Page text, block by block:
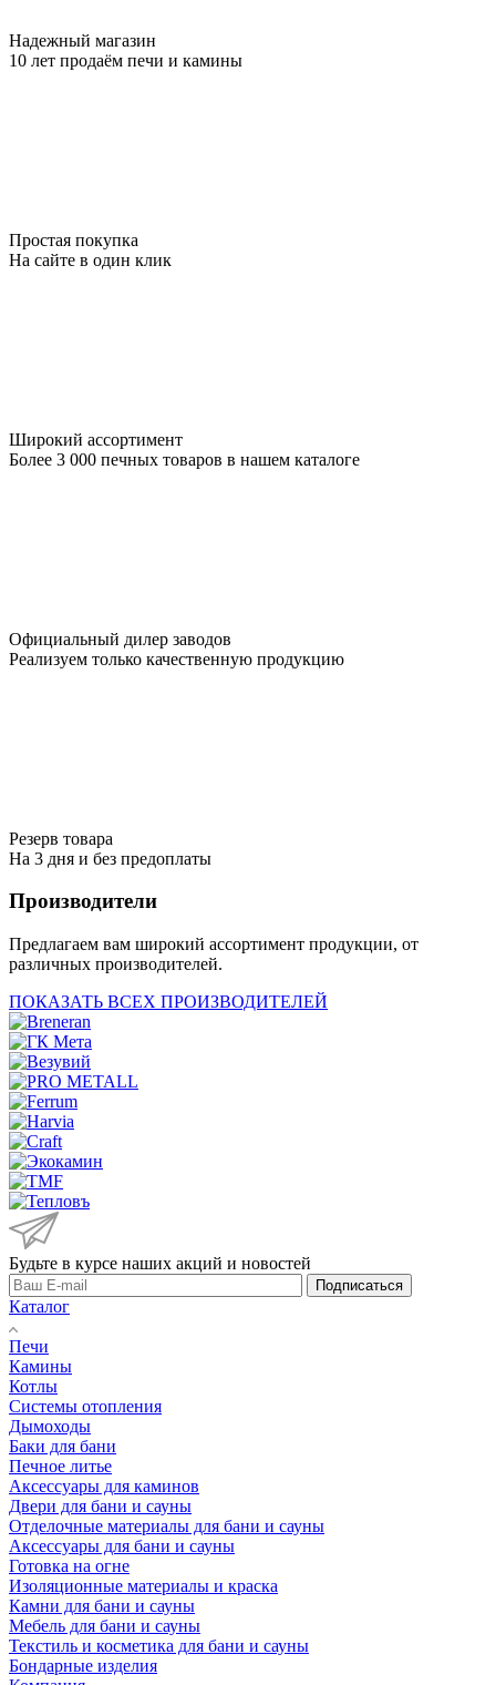
Надежный магазин
10 лет продаём печи и камины
Простая покупка
На сайте в один клик
Широкий ассортимент
Более 3 000 печных товаров в нашем каталоге
Официальный дилер заводов
Реализуем только качественную продукцию
Резерв товара
На 3 дня и без предоплаты
Производители
Предлагаем вам широкий ассортимент продукции, от
различных производителей.
ПОКАЗАТЬ ВСЕХ ПРОИЗВОДИТЕЛЕЙ
Будьте в курсе наших акций и новостей
Подписаться
Каталог
Печи
Камины
Котлы
Системы отопления
Дымоходы
Баки для бани
Печное литье
Аксессуары для каминов
Двери для бани и сауны
Отделочные материалы для бани и сауны
Аксессуары для бани и сауны
Готовка на огне
Изоляционные материалы и краска
Камни для бани и сауны
Мебель для бани и сауны
Текстиль и косметика для бани и сауны
Бондарные изделия